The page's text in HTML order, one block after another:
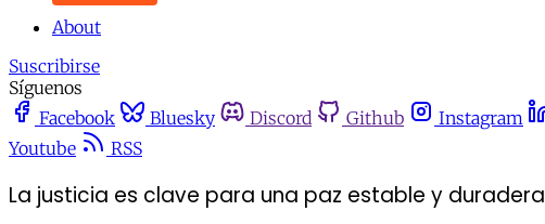
About
Suscribirse
Síguenos
Facebook
Bluesky Discord Github Instagram
Youtube
RSS
La justicia es clave para una paz estable y duradera